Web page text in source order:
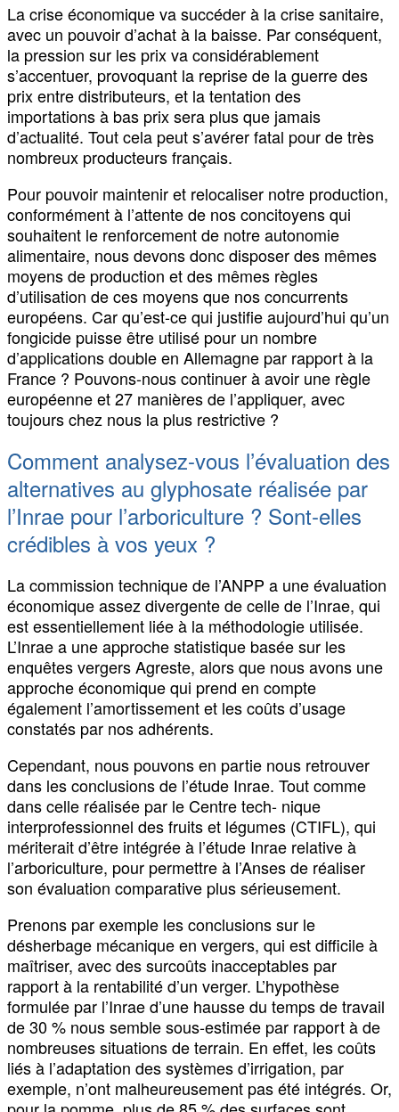
La crise économique va succéder à la crise sanitaire,
avec un pouvoir d’achat à la baisse. Par conséquent,
la pression sur les prix va considérablement
s’accentuer, provoquant la reprise de la guerre des
prix entre distributeurs, et la tentation des
importations à bas prix sera plus que jamais
d’actualité. Tout cela peut s’avérer fatal pour de très
nombreux producteurs français.
Pour pouvoir maintenir et relocaliser notre production,
conformément à l’attente de nos concitoyens qui
souhaitent le renforcement de notre autonomie
alimentaire, nous devons donc disposer des mêmes
moyens de production et des mêmes règles
d’utilisation de ces moyens que nos concurrents
européens. Car qu’est-ce qui justifie aujourd’hui qu’un
fongicide puisse être utilisé pour un nombre
d’applications double en Allemagne par rapport à la
France ? Pouvons-nous continuer à avoir une règle
européenne et 27 manières de l’appliquer, avec
toujours chez nous la plus restrictive ?
Comment analysez-vous l’évaluation des
alternatives au glyphosate réalisée par
l’Inrae pour l’arboriculture ? Sont-elles
crédibles à vos yeux ?
La commission technique de l’ANPP a une évaluation
économique assez divergente de celle de l’Inrae, qui
est essentiellement liée à la méthodologie utilisée.
L’Inrae a une approche statistique basée sur les
enquêtes vergers Agreste, alors que nous avons une
approche économique qui prend en compte
également l’amortissement et les coûts d’usage
constatés par nos adhérents.
Cependant, nous pouvons en partie nous retrouver
dans les conclusions de l’étude Inrae. Tout comme
dans celle réalisée par le Centre tech- nique
interprofessionnel des fruits et légumes (CTIFL), qui
mériterait d’être intégrée à l’étude Inrae relative à
l’arboriculture, pour permettre à l’Anses de réaliser
son évaluation comparative plus sérieusement.
Prenons par exemple les conclusions sur le
désherbage mécanique en vergers, qui est difficile à
maîtriser, avec des surcoûts inacceptables par
rapport à la rentabilité d’un verger. L’hypothèse
formulée par l’Inrae d’une hausse du temps de travail
de 30 % nous semble sous-estimée par rapport à de
nombreuses situations de terrain. En effet, les coûts
liés à l’adaptation des systèmes d’irrigation, par
exemple, n’ont malheureusement pas été intégrés. Or,